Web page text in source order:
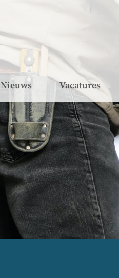
Nieuws Vacatures